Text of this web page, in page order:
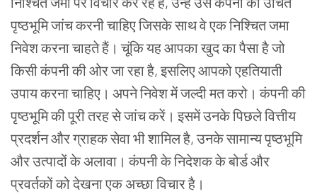
पृष्ठभूमि जांच करनी चाहिए जिसके साथ वे एक निश्चित जमा
निवेश करना चाहते हैं। चूंकि यह आपका खुद का पैसा है जो
किसी कंपनी की ओर जा रहा है, इसलिए आपको एहतियाती
उपाय करना चाहिए। अपने निवेश में जल्दी मत करो। कंपनी की
पृष्ठभूमि की पूरी तरह से जांच करें। इसमें उनके पिछले वित्तीय
प्रदर्शन और ग्राहक सेवा भी शामिल है, उनके सामान्य पृष्ठभूमि
और उत्पादों के अलावा। कंपनी के निदेशक के बोर्ड और
प्रवर्तकों को देखना एक अच्छा विचार है।